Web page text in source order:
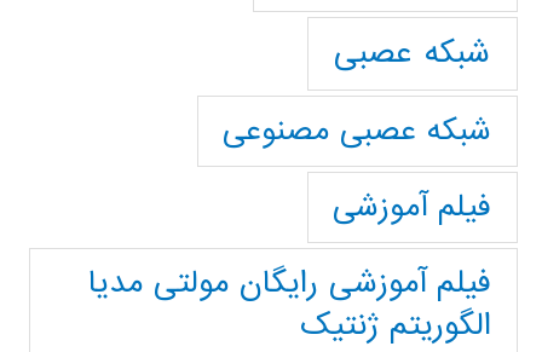
شبکه عصبی
شبکه عصبی مصنوعی
فیلم آموزشی
فیلم آموزشی رایگان مولتی مدیا
الگوریتم ژنتیک